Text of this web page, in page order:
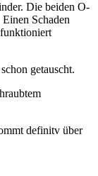
Die beiden O-
Schaden
getauscht.
definitv über